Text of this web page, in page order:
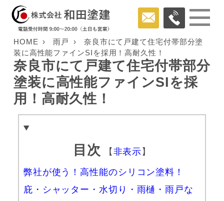
HOME 雨戸
奈良市にて戸建て住宅付帯部分塗
装に高性能ファインSIを採用！高耐久性！
奈良市にて戸建て住宅付帯部分
塗装に高性能ファインSIを採
用！高耐久性！
目次 【 非表示 】
弊社が使う！高性能のシリコン塗料！
庇・シャッター・水切り・雨樋・雨戸な